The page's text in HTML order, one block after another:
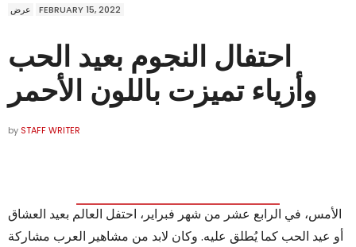
عرض FEBRUARY 15, 2022
احتفال النجوم بعيد الحب
وأزياء تميزت باللون الأحمر
by STAFF WRITER
الأمس، في الرابع عشر من شهر فبراير، احتفل العالم بعيد العشاق
أو عيد الحب كما يُطلق عليه. وكان لابد من مشاهير العرب مشاركة